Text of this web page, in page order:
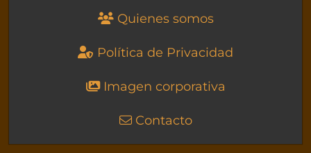
Quienes somos
Política de Privacidad
Imagen corporativa
Contacto